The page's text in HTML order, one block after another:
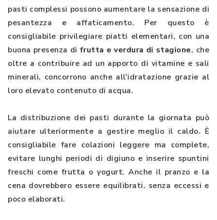
pasti complessi possono aumentare la sensazione di
pesantezza e affaticamento. Per questo è
consigliabile privilegiare piatti elementari, con una
buona presenza di frutta e verdura di stagione, che
oltre a contribuire ad un apporto di vitamine e sali
minerali, concorrono anche all’idratazione grazie al
loro elevato contenuto di acqua.
La distribuzione dei pasti durante la giornata può
aiutare ulteriormente a gestire meglio il caldo. È
consigliabile fare colazioni leggere ma complete,
evitare lunghi periodi di digiuno e inserire spuntini
freschi come frutta o yogurt. Anche il pranzo e la
cena dovrebbero essere equilibrati, senza eccessi e
poco elaborati.